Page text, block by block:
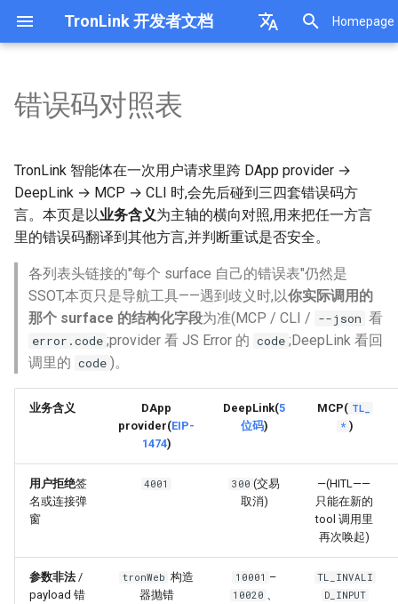
TronLink 开发者文档
在
化
搜
Homepage
资产管理
主动请求TronLink插件功能
AI / LLMs
TronLink Skills
MCP TronLink Signer
TronLink Signer
TronLink Cli
开始开发
多签转账
Stake2.0
使用方式
错误码对照表
TronLink 智能体在一次用户请求里跨 DApp provider →
DeepLink → MCP → CLI 时,会先后碰到三四套错误码方
言。本页是以业务含义为主轴的横向对照,用来把任一方言
里的错误码翻译到其他方言,并判断重试是否安全。
各列表头链接的"每个 surface 自己的错误表"仍然是
SSOT,本页只是导航工具——遇到歧义时,以你实际调用的
那个 surface 的结构化字段为准(MCP / CLI / --json 看
error.code ;provider 看 JS Error 的 code ;DeepLink 看回
调里的 code )。
业务含义
DApp
provider(EIP-
1474)
DeepLink(5
位码)
MCP( TL_
* )
用户拒绝签
名或连接弹
窗
4001 300 (交易
取消)
—(HITL——
只能在新的
tool 调用里
再次唤起)
参数非法/
payload 错
tronWeb 构造
器抛错
10001 –
10020 、
TL_INVALI
D_INPUT